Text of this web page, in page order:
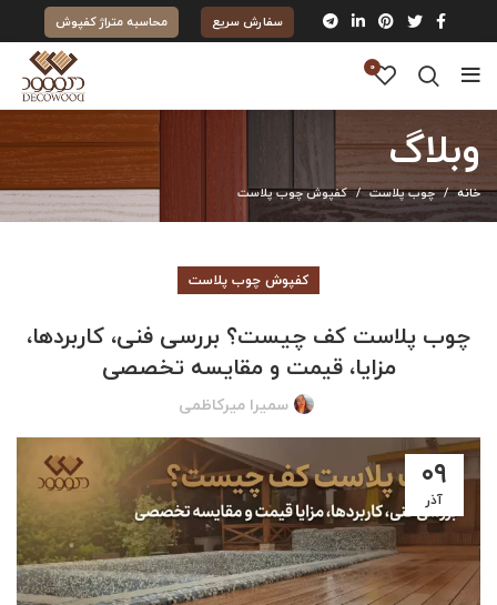
سفارش سریع محاسبه متراژ کفپوش
0
وبلاگ
خانه چوب پلاست کفپوش چوب پلاست
کفپوش چوب پلاست
چوب پلاست کف چیست؟ بررسی فنی، کاربردها،
مزایا، قیمت و مقایسه تخصصی
سمیرا میرکاظمی
۰۹
آذر